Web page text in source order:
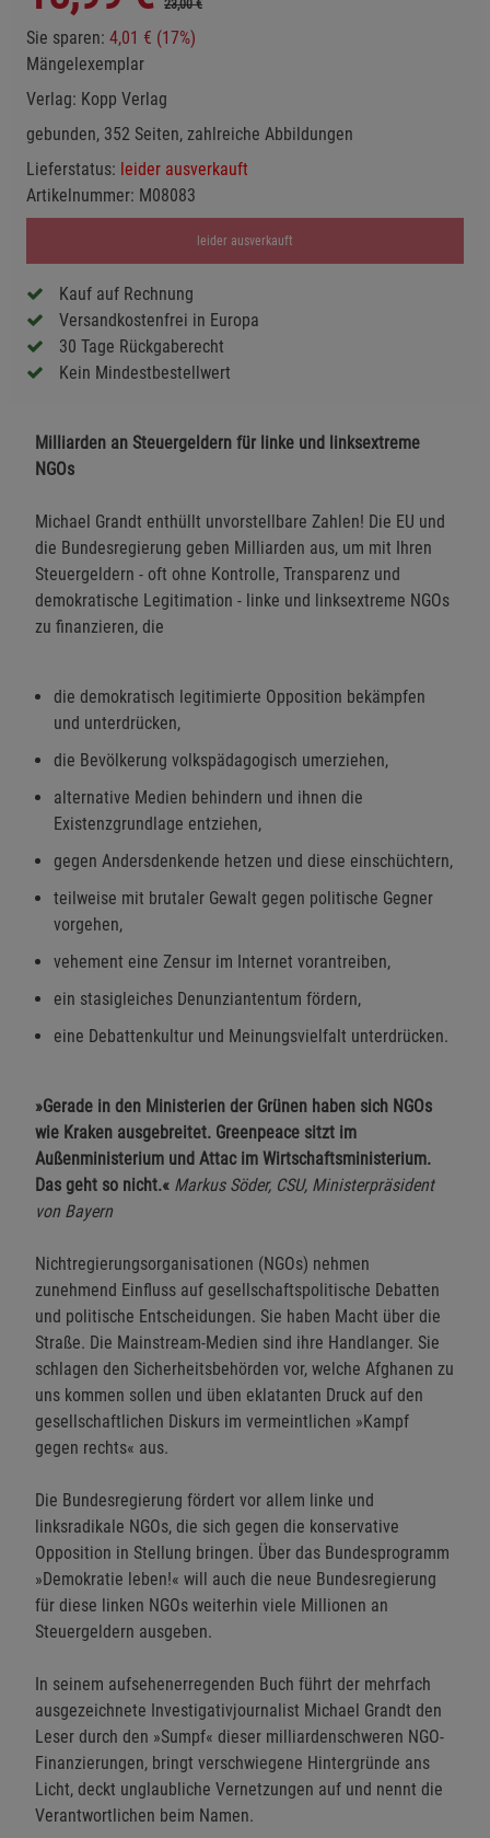
23,00 €
Sie sparen: 4,01 € (17%)
Mängelexemplar
Verlag: Kopp Verlag
gebunden, 352 Seiten, zahlreiche Abbildungen
Lieferstatus: leider ausverkauft
Artikelnummer: M08083
leider ausverkauft
Kauf auf Rechnung
Versandkostenfrei in Europa
30 Tage Rückgaberecht
Kein Mindestbestellwert
Milliarden an Steuergeldern für linke und linksextreme
NGOs
Michael Grandt enthüllt unvorstellbare Zahlen! Die EU und
die Bundesregierung geben Milliarden aus, um mit Ihren
Steuergeldern - oft ohne Kontrolle, Transparenz und
demokratische Legitimation - linke und linksextreme NGOs
zu finanzieren, die
die demokratisch legitimierte Opposition bekämpfen
und unterdrücken,
die Bevölkerung volkspädagogisch umerziehen,
alternative Medien behindern und ihnen die
Existenzgrundlage entziehen,
gegen Andersdenkende hetzen und diese einschüchtern,
teilweise mit brutaler Gewalt gegen politische Gegner
vorgehen,
vehement eine Zensur im Internet vorantreiben,
ein stasigleiches Denunziantentum fördern,
eine Debattenkultur und Meinungsvielfalt unterdrücken.
»Gerade in den Ministerien der Grünen haben sich NGOs
wie Kraken ausgebreitet. Greenpeace sitzt im
Außenministerium und Attac im Wirtschaftsministerium.
Das geht so nicht.« Markus Söder, CSU, Ministerpräsident
von Bayern
Nichtregierungsorganisationen (NGOs) nehmen
zunehmend Einfluss auf gesellschaftspolitische Debatten
und politische Entscheidungen. Sie haben Macht über die
Straße. Die Mainstream-Medien sind ihre Handlanger. Sie
schlagen den Sicherheitsbehörden vor, welche Afghanen zu
uns kommen sollen und üben eklatanten Druck auf den
gesellschaftlichen Diskurs im vermeintlichen »Kampf
gegen rechts« aus.
Die Bundesregierung fördert vor allem linke und
linksradikale NGOs, die sich gegen die konservative
Opposition in Stellung bringen. Über das Bundesprogramm
»Demokratie leben!« will auch die neue Bundesregierung
für diese linken NGOs weiterhin viele Millionen an
Steuergeldern ausgeben.
In seinem aufsehenerregenden Buch führt der mehrfach
ausgezeichnete Investigativjournalist Michael Grandt den
Leser durch den »Sumpf« dieser milliardenschweren NGO-
Finanzierungen, bringt verschwiegene Hintergründe ans
Licht, deckt unglaubliche Vernetzungen auf und nennt die
Verantwortlichen beim Namen.